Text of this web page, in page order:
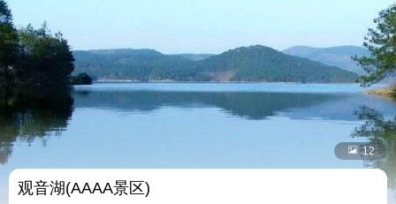
 12
观音湖(AAAA景区)
